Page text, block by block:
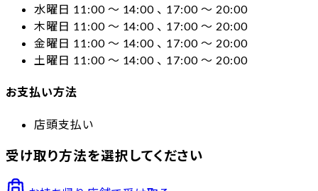
水曜日 11:00 〜 14:00 、 17:00 〜 20:00
木曜日 11:00 〜 14:00 、 17:00 〜 20:00
金曜日 11:00 〜 14:00 、 17:00 〜 20:00
土曜日 11:00 〜 14:00 、 17:00 〜 20:00
お支払い方法
店頭支払い
受け取り方法を選択してください